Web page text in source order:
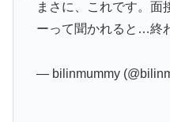
まさに、これです。面
ーって聞かれると…終
— bilinmummy